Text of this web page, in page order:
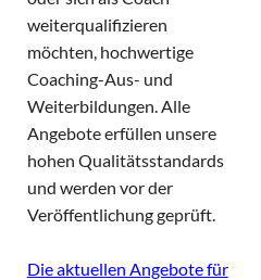
weiterqualifizieren
möchten, hochwertige
Coaching-Aus- und
Weiterbildungen. Alle
Angebote erfüllen unsere
hohen Qualitätsstandards
und werden vor der
Veröffentlichung geprüft.
Die aktuellen Angebote für